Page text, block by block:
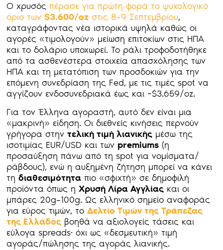
Ο χρυσόςπέρασε για πρώτη φορά το ψυχολογικό
όριο των$3.600/oz στις 8–9 Σεπτεμβρίου,
καταγράφοντας νέα ιστορικά υψηλά καθώς οι
αγορές «τιμολογούν» μείωση επιτοκίων στις ΗΠΑ
και το δολάριο υποχωρεί. Το ράλι τροφοδοτήθηκε
από τα ασθενέστερα στοιχεία απασχόλησης των
ΗΠΑ και τη μετατόπιση των προσδοκιών για την
επόμενη συνεδρίαση της Fed, με τις τιμές spot να
αγγίζουν ενδοσυνεδριακά έως και ~$3.659/oz.
Για τον Έλληνα αγοραστή, αυτό δεν είναι μια
«μακρινή» είδηση. Οι διεθνείς κινήσεις περνούν
γρήγορα στηντελική τιμή λιανικής μέσω της
ισοτιμίας EUR/USD και των premiums (η
προσαύξηση πάνω από τη spot για νομίσματα/
ράβδους), ενώ η αυξημένη ζήτηση μπορεί να κάνει
τηδιαθεσιμότητα πιο «σφιχτή» σε δημοφιλή
προϊόντα όπως ηΧρυσή Λίρα Αγγλίας και οι
μπάρες 20g–100g. Ως ελληνικό σημείο αναφοράς
για εύρος τιμών, τοΔελτίο Τιμών της Τράπεζας
της Ελλάδος βοηθά να αξιολογείς τάσεις και
εύλογα spreads· όχι ως «δεσμευτική» τιμή
αγοράς/πώλησης της αγοράς λιανικής.